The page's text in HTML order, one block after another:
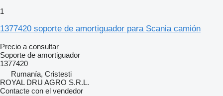
1
1377420 soporte de amortiguador para Scania camión
Precio a consultar
Soporte de amortiguador
1377420
Rumanía, Cristesti
ROYAL DRU AGRO S.R.L.
Contacte con el vendedor